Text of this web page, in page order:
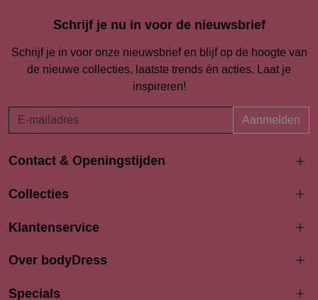
Schrijf je nu in voor de nieuwsbrief
Schrijf je in voor onze nieuwsbrief en blijf op de hoogte van
de nieuwe collecties, laatste trends én acties. Laat je
inspireren!
Aanmelden
Contact & Openingstijden
Langestraat 94-96
033 4690704
Openingstijden
Maandag 13:00 - 17:30
Collecties
Klantenservice
Over bodyDress
Specials